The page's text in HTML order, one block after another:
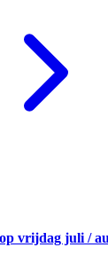
vrijdag juli /